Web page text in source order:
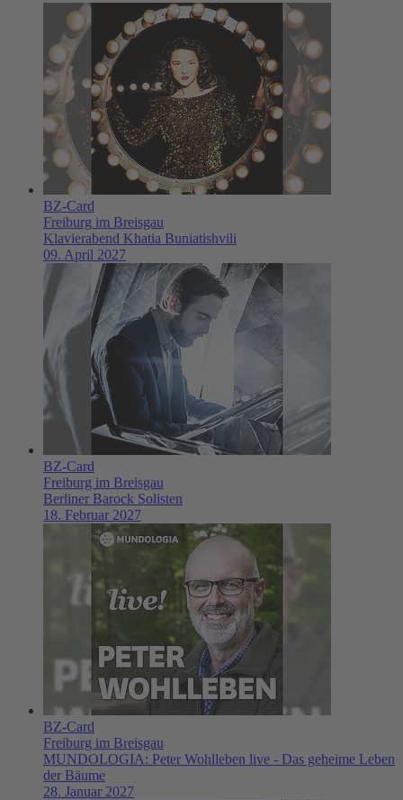
BZ-Card
Freiburg im Breisgau
Klavierabend Khatia Buniatishvili
09. April 2027
BZ-Card
Freiburg im Breisgau
Berliner Barock Solisten
18. Februar 2027
BZ-Card
Freiburg im Breisgau
MUNDOLOGIA: Peter Wohlleben live - Das geheime Leben
der Bäume
28. Januar 2027